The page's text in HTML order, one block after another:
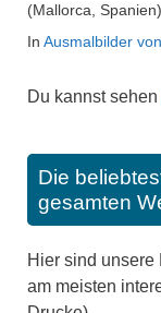
(Mallorca, Spanien)
In Ausmalbilder
Du kannst sehen
Die
gesamten
Hier sind
am meisten